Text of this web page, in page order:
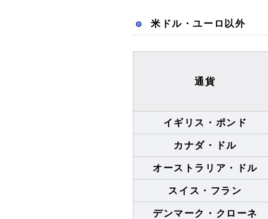
米ドル・ユーロ以外
通貨
イギリス・ポンド
カナダ・ドル
オーストラリア・ドル
スイス・フラン
デンマーク・クローネ